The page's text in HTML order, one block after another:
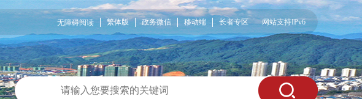
网站支持IPv6
无障碍阅读 繁体版 政务微信 移动端 长者专区